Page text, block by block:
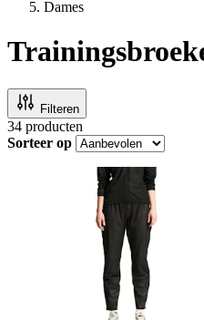
Dames
Filteren
34 producten
Sorteer op